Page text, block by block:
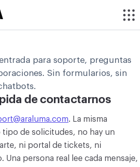
en círculo
de imagen
para soporte, preguntas
Sin formularios, sin
de contactarnos
. La misma
de solicitudes, no hay un
ni portal de tickets, ni
persona real lee cada mensaje,